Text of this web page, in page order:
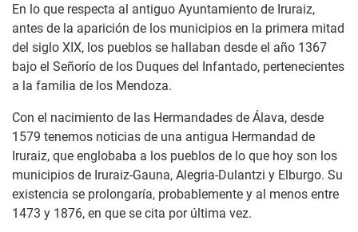
En lo que respecta al antiguo Ayuntamiento de Iruraiz,
antes de la aparición de los municipios en la primera mitad
del siglo XIX, los pueblos se hallaban desde el año 1367
bajo el Señorío de los Duques del Infantado, pertenecientes
a la familia de los Mendoza.
Con el nacimiento de las Hermandades de Álava, desde
1579 tenemos noticias de una antigua Hermandad de
Iruraiz, que englobaba a los pueblos de lo que hoy son los
municipios de Iruraiz-Gauna, Alegria-Dulantzi y Elburgo. Su
existencia se prolongaría, probablemente y al menos entre
1473 y 1876, en que se cita por última vez.